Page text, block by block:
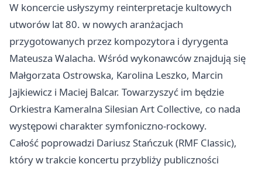
W koncercie usłyszymy reinterpretacje kultowych
utworów lat 80. w nowych aranżacjach
przygotowanych przez kompozytora i dyrygenta
Mateusza Walacha. Wśród wykonawców znajdują się
Małgorzata Ostrowska, Karolina Leszko, Marcin
Jajkiewicz i Maciej Balcar. Towarzyszyć im będzie
Orkiestra Kameralna Silesian Art Collective, co nada
występowi charakter symfoniczno-rockowy.
Całość poprowadzi Dariusz Stańczuk (RMF Classic),
który w trakcie koncertu przybliży publiczności